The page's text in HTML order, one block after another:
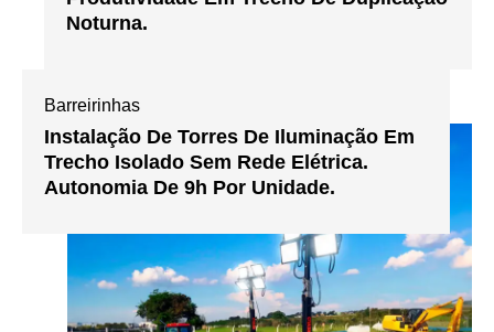
Noturna.
Barreirinhas
Instalação De Torres De Iluminação Em
Trecho Isolado Sem Rede Elétrica.
Autonomia De 9h Por Unidade.